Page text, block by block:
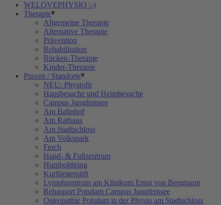
WELOVEPHYSIO :-)
Therapie
Allgemeine Therapie
Alternative Therapie
Prävention
Rehabilitation
Rücken-Therapie
Kinder-Therapie
Praxen / Standorte
NEU: Physiofit
Hausbesuche und Heimbesuche
Campus Jungfernsee
Am Bahnhof
Am Rathaus
Am Stadtschloss
Am Volkspark
Ferch
Hand- & Fußzentrum
Humboldtring
Kurfürstenstift
Lymphzentrum am Klinikum Ernst von Bergmann
Rehasport Potsdam Campus Jungfernsee
Osteopathie Potsdam in der Physio am Stadtschloss